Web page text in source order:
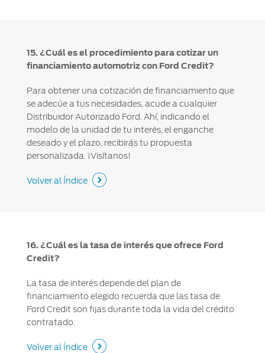
15. ¿Cuál es el procedimiento para cotizar un
financiamiento automotriz con Ford Credit?
Para obtener una cotización de financiamiento que
se adecúe a tus necesidades, acude a cualquier
Distribuidor Autorizado Ford. Ahí, indicando el
modelo de la unidad de tu interés, el enganche
deseado y el plazo, recibirás tu propuesta
personalizada. ¡Visítanos!
Volver al Índice
16. ¿Cuál es la tasa de interés que ofrece Ford
Credit?
La tasa de interés depende del plan de
financiamiento elegido recuerda que las tasa de
Ford Credit son fijas durante toda la vida del crédito
contratado.
Volver al Índice